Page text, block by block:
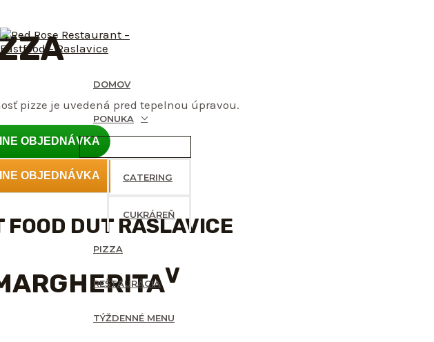
Preskočiť
na
obsah
DOMOV
PONUKA
TOGGLE
CATERING
CUKRÁREŇ
PIZZA
REŠTAURÁCIA
TÝŽDENNÉ MENU
pizze je uvedená pred tepelnou úpravou.
OBJEDNÁVKA
OBJEDNÁVKA
FOOD DUT RASLAVICE
V